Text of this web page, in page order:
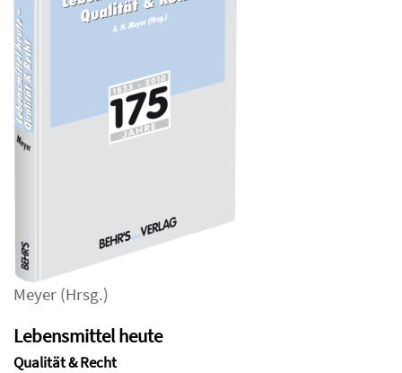
Meyer (Hrsg.)
Lebensmittel heute
Qualität & Recht